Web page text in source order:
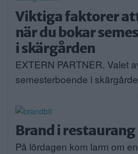
Viktiga faktorer
när du bokar
i skärgården
EXTERN PARTNER. Valet
semesterboende i
Brand i restaurang
På lördagen kom larm om